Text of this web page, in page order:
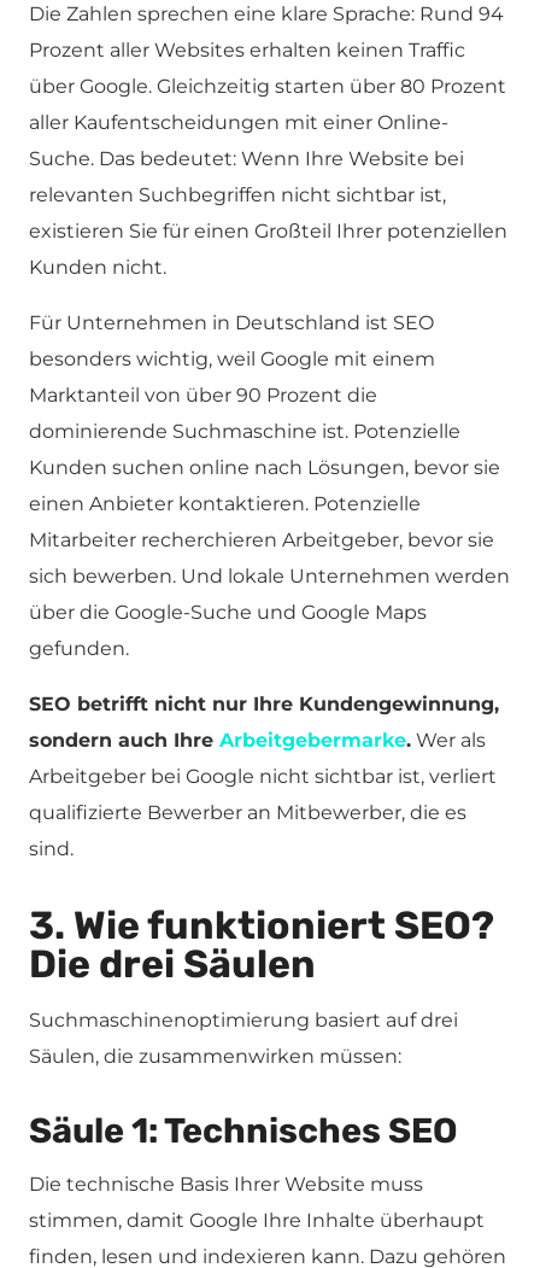
Die Zahlen sprechen eine klare Sprache: Rund 94
Prozent aller Websites erhalten keinen Traffic
über Google. Gleichzeitig starten über 80 Prozent
aller Kaufentscheidungen mit einer Online-
Suche. Das bedeutet: Wenn Ihre Website bei
relevanten Suchbegriffen nicht sichtbar ist,
existieren Sie für einen Großteil Ihrer potenziellen
Kunden nicht.
Für Unternehmen in Deutschland ist SEO
besonders wichtig, weil Google mit einem
Marktanteil von über 90 Prozent die
dominierende Suchmaschine ist. Potenzielle
Kunden suchen online nach Lösungen, bevor sie
einen Anbieter kontaktieren. Potenzielle
Mitarbeiter recherchieren Arbeitgeber, bevor sie
sich bewerben. Und lokale Unternehmen werden
über die Google-Suche und Google Maps
gefunden.
SEO betrifft nicht nur Ihre Kundengewinnung,
sondern auch Ihre Arbeitgebermarke. Wer als
Arbeitgeber bei Google nicht sichtbar ist, verliert
qualifizierte Bewerber an Mitbewerber, die es
sind.
3. Wie funktioniert SEO?
Die drei Säulen
Suchmaschinenoptimierung basiert auf drei
Säulen, die zusammenwirken müssen:
Säule 1: Technisches SEO
Die technische Basis Ihrer Website muss
stimmen, damit Google Ihre Inhalte überhaupt
finden, lesen und indexieren kann. Dazu gehören